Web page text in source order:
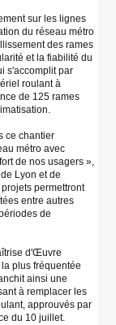
sur les lignes
du réseau métro
des rames
et la fiabilité du
s'accomplit par
roulant à
de 125 rames
ce chantier
métro avec
de nos usagers »,
Lyon et de
permettront
entre autres
de
d'Œuvre
plus fréquentée
ainsi une
à remplacer les
approuvés par
du 10 juillet.